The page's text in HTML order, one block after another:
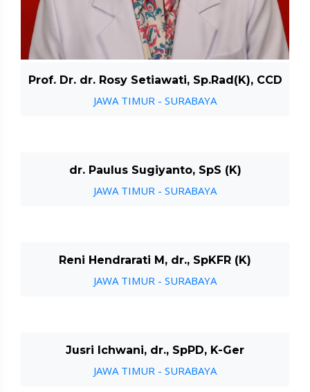
Prof. Dr. dr. Rosy Setiawati, Sp.Rad(K), CCD
JAWA TIMUR - SURABAYA
dr. Paulus Sugiyanto, SpS (K)
JAWA TIMUR - SURABAYA
Reni Hendrarati M, dr., SpKFR (K)
JAWA TIMUR - SURABAYA
Jusri Ichwani, dr., SpPD, K-Ger
JAWA TIMUR - SURABAYA